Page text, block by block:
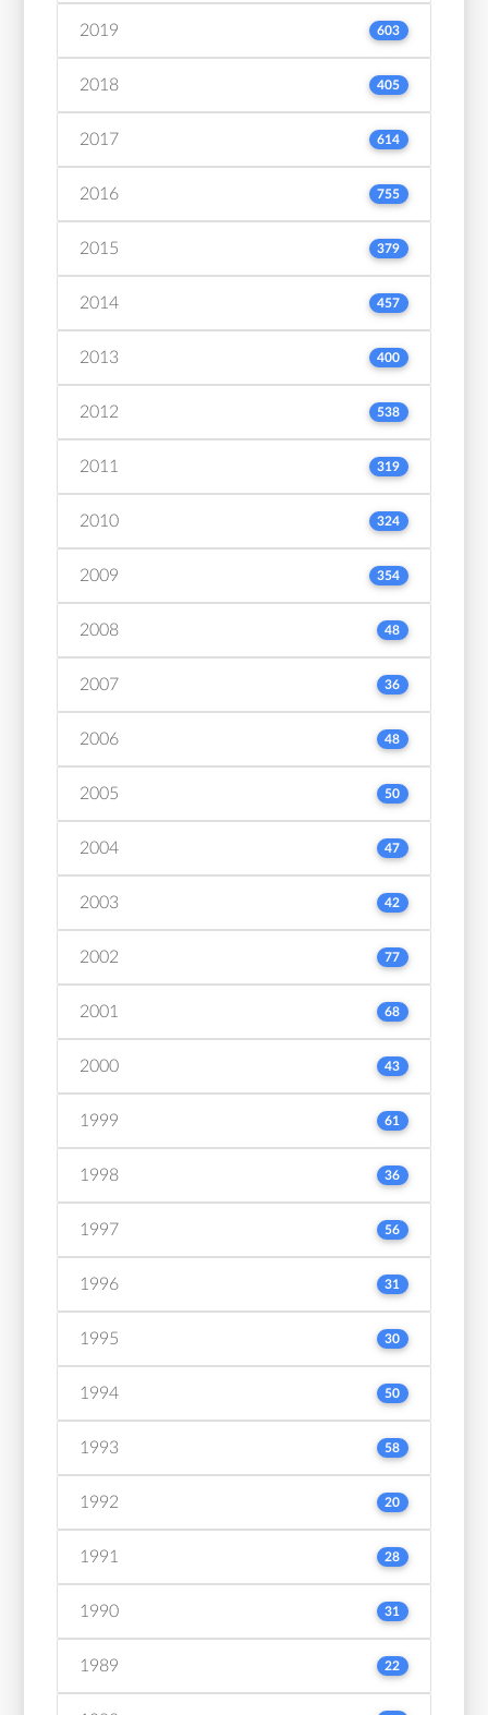
2019 603
2018 405
2017 614
2016 755
2015 379
2014 457
2013 400
2012 538
2011 319
2010 324
2009 354
2008 48
2007 36
2006 48
2005 50
2004 47
2003 42
2002 77
2001 68
2000 43
1999 61
1998 36
1997 56
1996 31
1995 30
1994 50
1993 58
1992 20
1991 28
1990 31
1989 22